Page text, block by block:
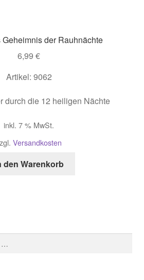
der Rauhnächte
6,99 €
Artikel: 9062
durch die 12 heiligen Nächte
inkl. 7 % MwSt.
Versandkosten
den Warenkorb